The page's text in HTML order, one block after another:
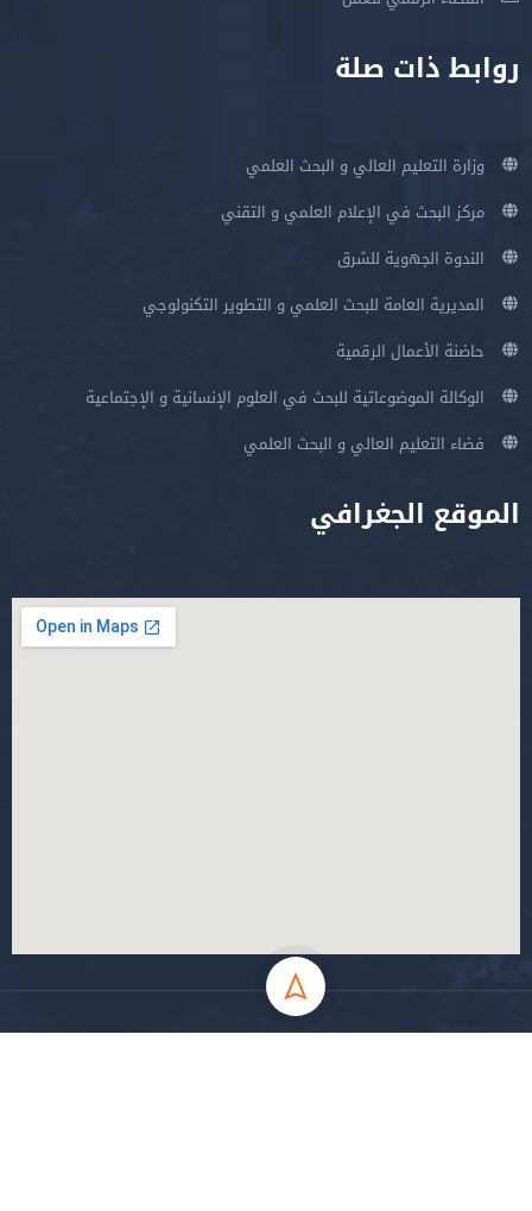
روابط ذات صلة
وزارة التعليم العالي و البحث العلمي
مركز البحث في الإعلام العلمي و التقني
الندوة الجهوية للشرق
المديرية العامة للبحث العلمي و التطوير التكنولوجي
حاضنة الأعمال الرقمية
الوكالة الموضوعاتية للبحث في العلوم الإنسانية و الإجتماعية
فضاء التعليم العالي و البحث العلمي
الموقع الجغرافي
جميع الحقوق محفوظة جامعة المسيلة - 2024